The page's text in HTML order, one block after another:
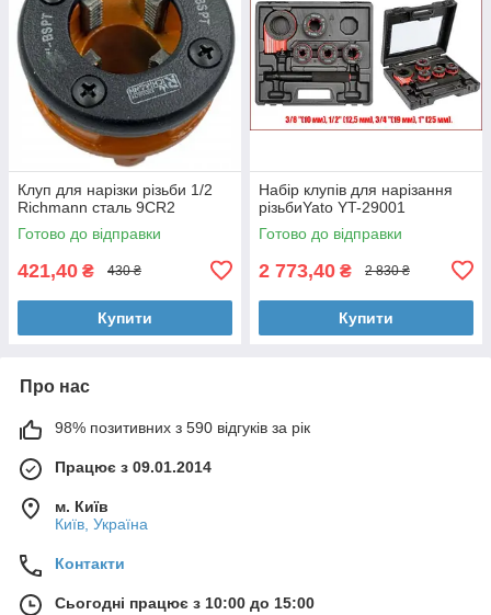
Клуп для нарізки різьби 1/2
Richmann сталь 9CR2
Готово до відправки
421,40 ₴ 430 ₴
Купити
Набір клупів для нарізання
різьбиYato YT-29001
Готово до відправки
2 773,40 ₴ 2 830 ₴
Купити
Про нас
98% позитивних з 590 відгуків за рік
Працює з 09.01.2014
м. Київ
Київ, Україна
Контакти
Сьогодні працює з 10:00 до 15:00